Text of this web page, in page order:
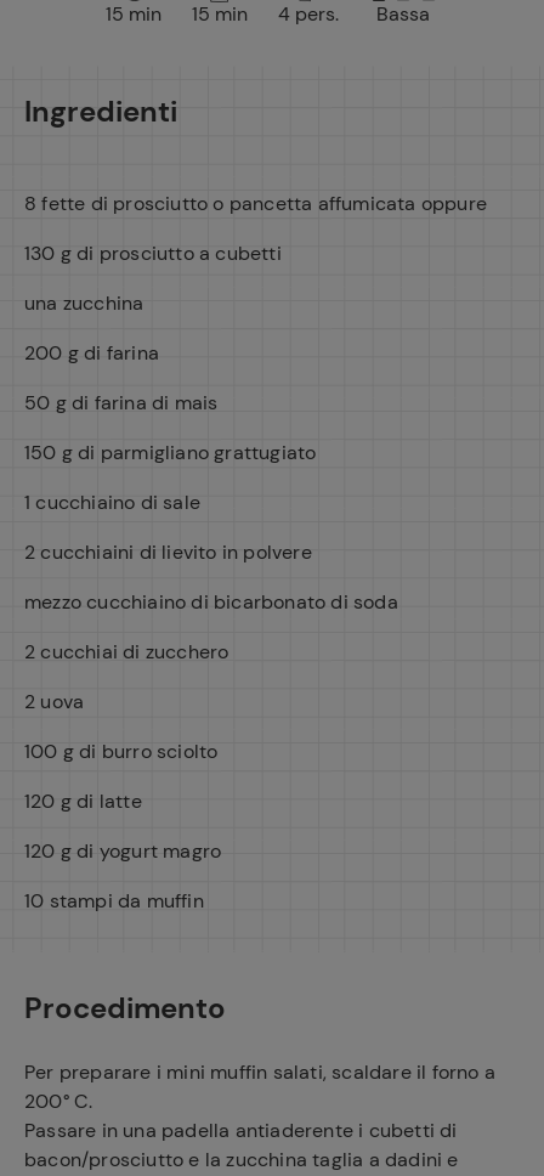
15 min 15 min 4 pers. Bassa
Ingredienti
8 fette di prosciutto o pancetta affumicata oppure
130 g di prosciutto a cubetti
una zucchina
200 g di farina
50 g di farina di mais
150 g di parmigliano grattugiato
1 cucchiaino di sale
2 cucchiaini di lievito in polvere
mezzo cucchiaino di bicarbonato di soda
2 cucchiai di zucchero
2 uova
100 g di burro sciolto
120 g di latte
120 g di yogurt magro
10 stampi da muffin
Procedimento
Per preparare i mini muffin salati, scaldare il forno a
200° C.
Passare in una padella antiaderente i cubetti di
bacon/prosciutto e la zucchina taglia a dadini e